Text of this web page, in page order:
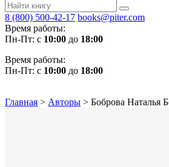
8 (800) 500-42-17 books@piter.com
Время работы:
Пн-Пт: с 10:00 до 18:00
Время работы:
Пн-Пт: с 10:00 до 18:00
Главная > Авторы > Боброва Наталья